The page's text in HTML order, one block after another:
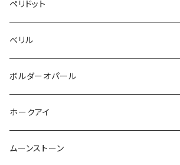
ペリドット
ベリル
ボルダーオパール
ホークアイ
ムーンストーン